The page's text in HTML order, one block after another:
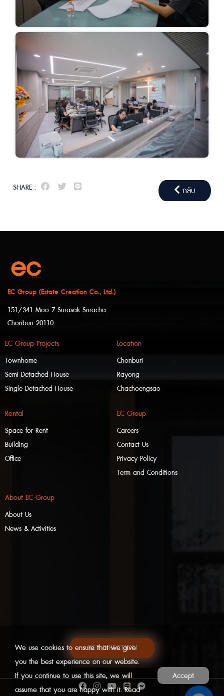
SHARE : กลับ
EC Group (Estate Creation Co., Ltd.)
151/341 Moo 7 Surasak Sriracha
Chonburi 20110
EC Group Projects
Townhome
Semi-Detached House
Single-Detached House
Location
Chonburi
Rayong
Chachoengsao
Rental
Space for Rent
Building
Office
EC Group
Careers
Contact Us
Privacy Policy
Term and Conditions
About EC Group
About Us
News & Activities
GET DIRECTION
We use cookies to ensure that we give
you the best experience on our website.
If you continue to use this site, we will
assume that you are happy with it. Read
Accept